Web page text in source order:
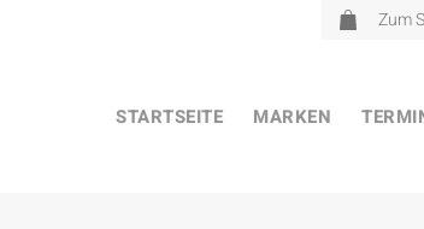
Zum
STARTSEITE MARKEN